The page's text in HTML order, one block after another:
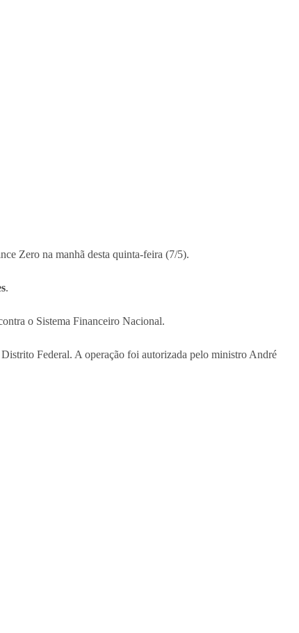
Zero na manhã desta quinta-feira (7/5).
.
o Sistema Financeiro Nacional.
Federal. A operação foi autorizada pelo ministro André